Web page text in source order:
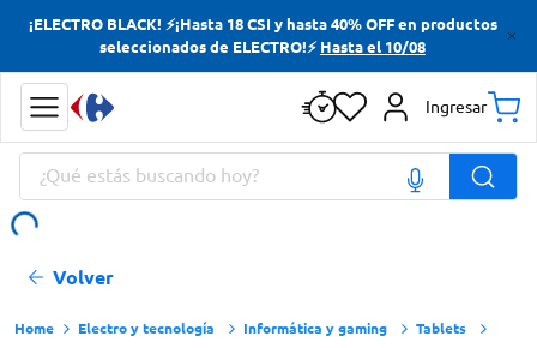
¡ELECTRO BLACK! ⚡¡Hasta 18 CSI y hasta 40% OFF en productos
seleccionados de ELECTRO!⚡ Hasta el 10/08
Ingresar
¿Qué estás buscando hoy?
Volver
Electro y tecnología Informática y gaming Tablets
Términos más buscados
Yerba
Cerveza
Términos más buscados
Yerba
Cerveza
Papas Fritas
Doves